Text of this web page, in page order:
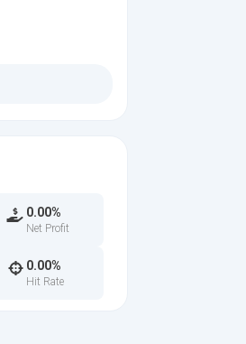
0.00%
Net Profit
0.00%
Hit Rate